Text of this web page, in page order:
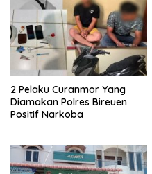
2 Pelaku Curanmor Yang
Diamakan Polres Bireuen
Positif Narkoba